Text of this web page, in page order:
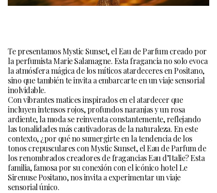
Te presentamos Mystic Sunset, el Eau de Parfum creado por
la perfumista Marie Salamagne. Esta fragancia no solo evoca
la atmósfera mágica de los míticos atardeceres en Positano,
sino que también te invita a embarcarte en un viaje sensorial
inolvidable.
Con vibrantes matices inspirados en el atardecer que
incluyen intensos rojos, profundos naranjas y un rosa
ardiente, la moda se reinventa constantemente, reflejando
las tonalidades más cautivadoras de la naturaleza. En este
contexto, ¿por qué no sumergirte en la tendencia de los
tonos crepusculares con Mystic Sunset, el Eau de Parfum de
los renombrados creadores de fraganciasEau d’Italie? Esta
familia, famosa por su conexión con el icónico hotel Le
Sirenuse Positano, nos invita a experimentar un viaje
sensorial único.